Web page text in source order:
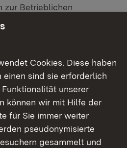
zur Betrieblichen
(EQ)
verläuft über
Zeitspanne. Praktika
zur Berufsorientierung
Praktika sind dagegen
der Berufsorientierung
Cookies. Diese haben
einen sind sie erforderlich
unserer
können wir mit Hilfe der
für Sie immer weiter
pseudonymisierte
gesammelt und